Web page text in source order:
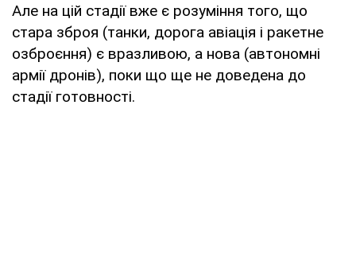
Але на цій стадії вже є розуміння того, що
стара зброя (танки, дорога авіація і ракетне
озброєння) є вразливою, а нова (автономні
армії дронів), поки що ще не доведена до
стадії готовності.